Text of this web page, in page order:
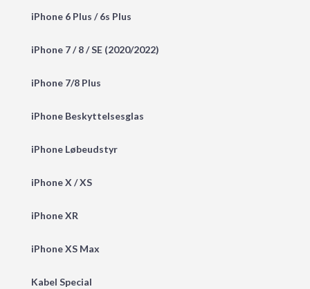
iPhone 6 Plus / 6s Plus
iPhone 7 / 8 / SE (2020/2022)
iPhone 7/8 Plus
iPhone Beskyttelsesglas
iPhone Løbeudstyr
iPhone X / XS
iPhone XR
iPhone XS Max
Kabel Special